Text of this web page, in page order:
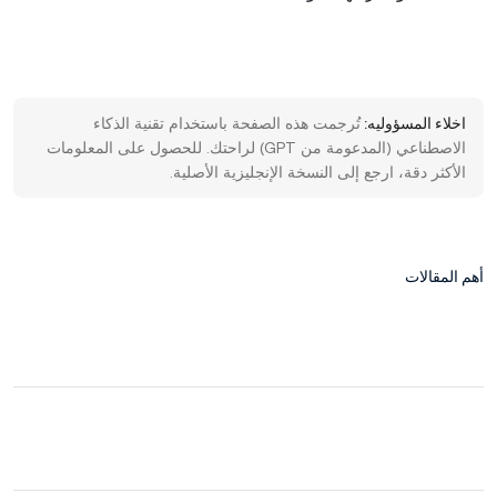
اخلاء المسؤوليه:تُرجمت هذه الصفحة باستخدام تقنية الذكاء
الاصطناعي (المدعومة من GPT) لراحتك. للحصول على المعلومات
الأكثر دقة، ارجع إلى النسخة الإنجليزية الأصلية.
أهم المقالات